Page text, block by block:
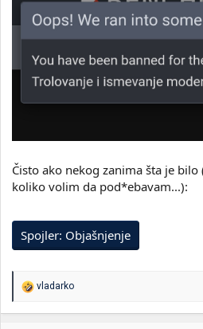
Čisto ako nekog zanima šta je bilo
koliko volim da pod*ebavam...):
Spojler: Objašnjenje
R
vladarko